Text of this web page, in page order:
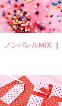
ノンパレルMIX ｜